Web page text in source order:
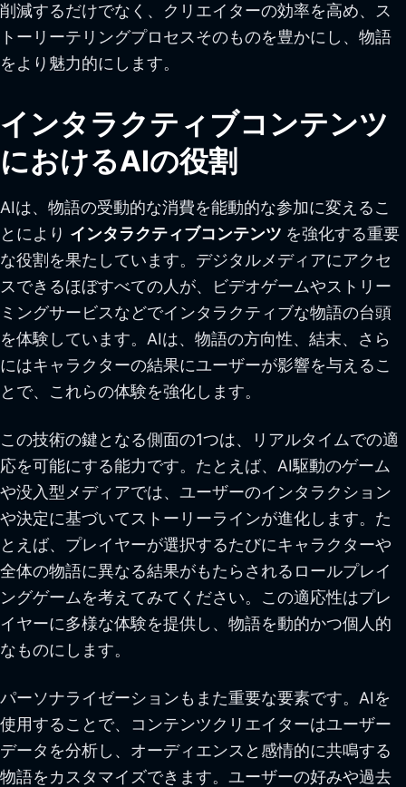
削減するだけでなく、クリエイターの効率を高め、ス
トーリーテリングプロセスそのものを豊かにし、物語
をより魅力的にします。
インタラクティブコンテンツ
におけるAIの役割
AIは、物語の受動的な消費を能動的な参加に変えるこ
とにより インタラクティブコンテンツ を強化する重要
な役割を果たしています。デジタルメディアにアクセ
スできるほぼすべての人が、ビデオゲームやストリー
ミングサービスなどでインタラクティブな物語の台頭
を体験しています。AIは、物語の方向性、結末、さら
にはキャラクターの結果にユーザーが影響を与えるこ
とで、これらの体験を強化します。
この技術の鍵となる側面の1つは、リアルタイムでの適
応を可能にする能力です。たとえば、AI駆動のゲーム
や没入型メディアでは、ユーザーのインタラクション
や決定に基づいてストーリーラインが進化します。た
とえば、プレイヤーが選択するたびにキャラクターや
全体の物語に異なる結果がもたらされるロールプレイ
ングゲームを考えてみてください。この適応性はプレ
イヤーに多様な体験を提供し、物語を動的かつ個人的
なものにします。
パーソナライゼーションもまた重要な要素です。AIを
使用することで、コンテンツクリエイターはユーザー
データを分析し、オーディエンスと感情的に共鳴する
物語をカスタマイズできます。ユーザーの好みや過去